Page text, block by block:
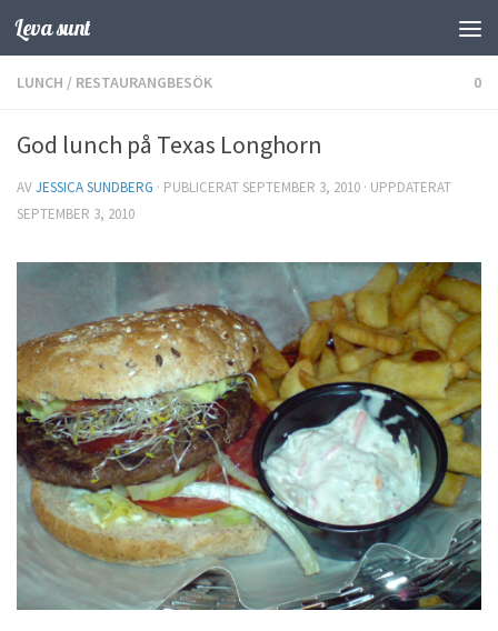
Hoppa till innehåll
Leva sunt
LUNCH / RESTAURANGBESÖK 0
God lunch på Texas Longhorn
AVJESSICA SUNDBERG · PUBLICERATSEPTEMBER 3, 2010 · UPPDATERAT
SEPTEMBER 3, 2010